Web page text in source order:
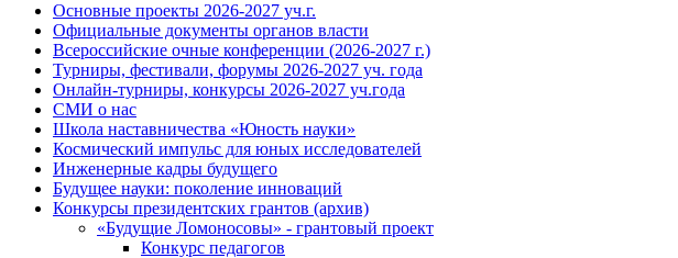
Основные проекты 2026-2027 уч.г.
Официальные документы органов власти
Всероссийские очные конференции (2026-2027 г.)
Турниры, фестивали, форумы 2026-2027 уч. года
Онлайн-турниры, конкурсы 2026-2027 уч.года
СМИ о нас
Школа наставничества «Юность науки»
Космический импульс для юных исследователей
Инженерные кадры будущего
Будущее науки: поколение инноваций
Конкурсы президентских грантов (архив)
«Будущие Ломоносовы» - грантовый проект
Конкурс педагогов